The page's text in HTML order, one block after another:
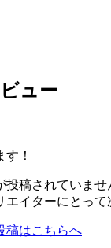
ュー
！
投稿されていま
イターにとって
稿はこちらへ